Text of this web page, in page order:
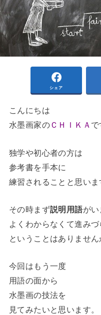
シェア
こんにちは
水墨画家のＣＨＩＫＡ で
独学や初心者の方は
参考書を手本に
練習されることと思いま
その時まず説明用語がい
よくわからなくて進みづ
ということはありません
今回はもう一度
用語の面から
水墨画の技法を
見てみたいと思います。